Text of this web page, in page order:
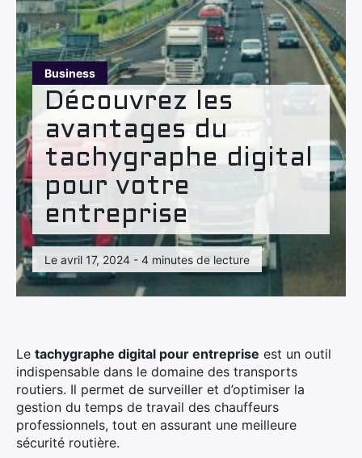
Business
Découvrez les
avantages du
tachygraphe digital
pour votre
entreprise
Le avril 17, 2024 - 4 minutes de lecture
Le tachygraphe digital pour entreprise est un outil
indispensable dans le domaine des transports
routiers. Il permet de surveiller et d’optimiser la
gestion du temps de travail des chauffeurs
professionnels, tout en assurant une meilleure
sécurité routière.
Visibilité & Marketing
Immobilier
Actualités
Contact